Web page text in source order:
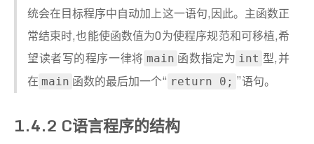
统会在目标程序中自动加上这一语句,因此。主函数正
常结束时,也能使函数值为0为使程序规范和可移植,希
望读者写的程序一律将 main 函数指定为 int 型,并
在 main 函数的最后加一个“ return 0; ”语句。
1.4.2 C语言程序的结构